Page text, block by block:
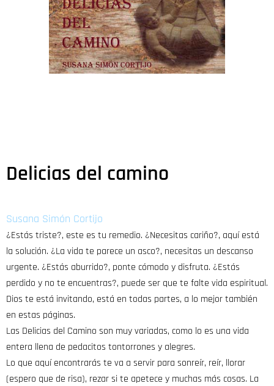
Delicias del camino
Susana Simón Cortijo
¿Estás triste?, este es tu remedio. ¿Necesitas cariño?, aquí está
la solución. ¿La vida te parece un asco?, necesitas un descanso
urgente. ¿Estás aburrido?, ponte cómodo y disfruta. ¿Estás
perdido y no te encuentras?, puede ser que te falte vida espiritual.
Dios te está invitando, está en todas partes, a lo mejor también
en estas páginas.
Las Delicias del Camino son muy variadas, como lo es una vida
entera llena de pedacitos tontorrones y alegres.
Lo que aquí encontrarás te va a servir para sonreír, reír, llorar
(espero que de risa), rezar si te apetece y muchas más cosas. La